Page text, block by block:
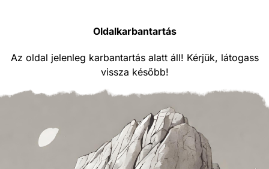
Oldalkarbantartás
Az oldal jelenleg karbantartás alatt áll! Kérjük, látogass
vissza később!